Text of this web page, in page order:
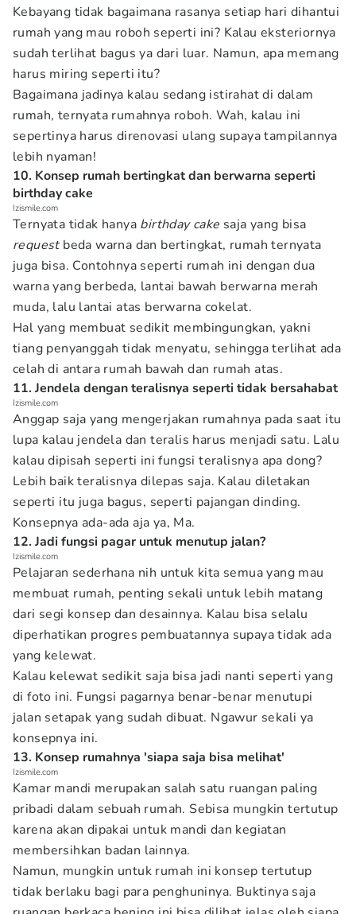
Kebayang tidak bagaimana rasanya setiap hari dihantui
rumah yang mau roboh seperti ini? Kalau eksteriornya
sudah terlihat bagus ya dari luar. Namun, apa memang
harus miring seperti itu?
Bagaimana jadinya kalau sedang istirahat di dalam
rumah, ternyata rumahnya roboh. Wah, kalau ini
sepertinya harus direnovasi ulang supaya tampilannya
lebih nyaman!
10. Konsep rumah bertingkat dan berwarna seperti
birthday cake
Izismile.com
Ternyata tidak hanya birthday cake saja yang bisa
requestbeda warna dan bertingkat, rumah ternyata
juga bisa. Contohnya seperti rumah ini dengan dua
warna yang berbeda, lantai bawah berwarna merah
muda, lalu lantai atas berwarna cokelat.
Hal yang membuat sedikit membingungkan, yakni
tiang penyanggah tidak menyatu, sehingga terlihat ada
celah di antara rumah bawah dan rumah atas.
11. Jendela dengan teralisnya seperti tidak bersahabat
Izismile.com
Anggap saja yang mengerjakan rumahnya pada saat itu
lupa kalau jendela dan teralis harus menjadi satu. Lalu
kalau dipisah seperti ini fungsi teralisnya apa dong?
Lebih baik teralisnya dilepas saja. Kalau diletakan
seperti itu juga bagus, seperti pajangan dinding.
Konsepnya ada-ada aja ya, Ma.
12. Jadi fungsi pagar untuk menutup jalan?
Izismile.com
Pelajaran sederhana nih untuk kita semua yang mau
membuat rumah, penting sekali untuk lebih matang
dari segi konsep dan desainnya. Kalau bisa selalu
diperhatikan progres pembuatannya supaya tidak ada
yang kelewat.
Kalau kelewat sedikit saja bisa jadi nanti seperti yang
di foto ini. Fungsi pagarnya benar-benar menutupi
jalan setapak yang sudah dibuat. Ngawur sekali ya
konsepnya ini.
13. Konsep rumahnya 'siapa saja bisa melihat'
Izismile.com
Kamar mandi merupakan salah satu ruangan paling
pribadi dalam sebuah rumah. Sebisa mungkin tertutup
karena akan dipakai untuk mandi dan kegiatan
membersihkan badan lainnya.
Namun, mungkin untuk rumah ini konsep tertutup
tidak berlaku bagi para penghuninya. Buktinya saja